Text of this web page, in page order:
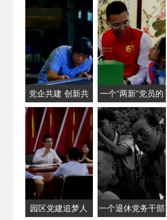
党企共建 创新共
一个“两新”党员的
中国梦
园区党建追梦人
一个退休党务干部